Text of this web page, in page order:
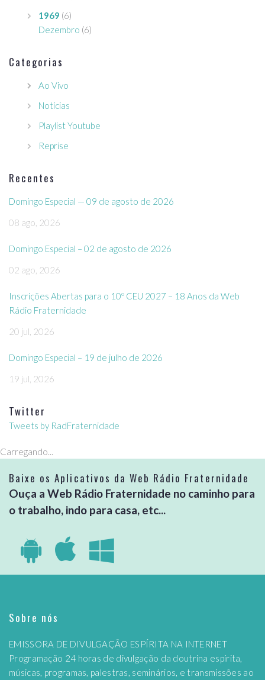
1969 (6)
Dezembro (6)
Categorias
Ao Vivo
Notícias
Playlist Youtube
Reprise
Recentes
Domingo Especial — 09 de agosto de 2026
08 ago, 2026
Domingo Especial – 02 de agosto de 2026
02 ago, 2026
Inscrições Abertas para o 10º CEU 2027 – 18 Anos da Web
Rádio Fraternidade
20 jul, 2026
Domingo Especial – 19 de julho de 2026
19 jul, 2026
Twitter
Tweets by RadFraternidade
Carregando...
Baixe os Aplicativos da Web Rádio Fraternidade
Ouça a Web Rádio Fraternidade no caminho para
o trabalho, indo para casa, etc...
Sobre nós
EMISSORA DE DIVULGAÇÃO ESPÍRITA NA INTERNET
Programação 24 horas de divulgação da doutrina espírita,
músicas, programas, palestras, seminários, e transmissões ao